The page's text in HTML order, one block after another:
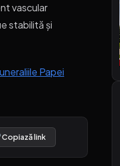
vascular
stabilită și
Papei
Copiază link